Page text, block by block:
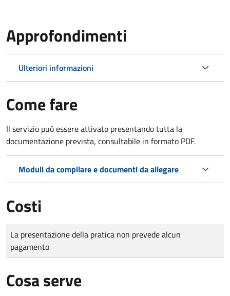
Approfondimenti
Ulteriori informazioni
Come fare
Il servizio può essere attivato presentando tutta la
documentazione prevista, consultabile in formato PDF.
Moduli da compilare e documenti da allegare
Costi
Tipo di pagamento
Importo
La presentazione della pratica non prevede alcun
pagamento
Cosa serve